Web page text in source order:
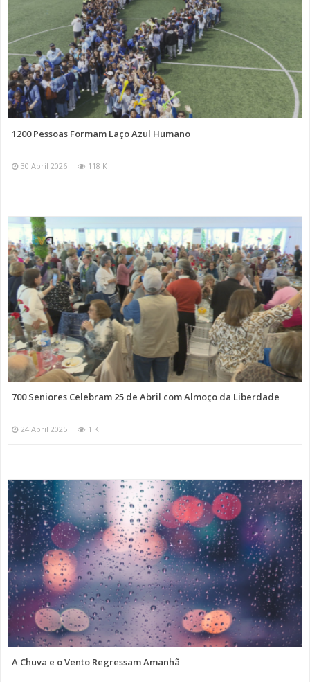
1200 Pessoas Formam Laço Azul Humano
30 Abril 2026 118 K
700 Seniores Celebram 25 de Abril com Almoço da Liberdade
24 Abril 2025 1 K
A Chuva e o Vento Regressam Amanhã